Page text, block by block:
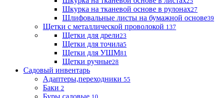
Шкурка на тканевой основе в рулонах27
Шлифовальные листы на бумажной основе39
Щетки с металлической проволокой 137
Щетки для дрели23
Щетки для точила5
Щетки для УШМ81
Щетки ручные28
Садовый инвентарь
Адаптеры,переходники 55
Баки 2
Буры садовые